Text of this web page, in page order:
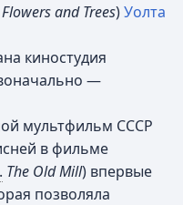
Flowers and Trees)Уолта
киностудия
—
мультфильм СССР
в фильме
Тhe Old Mill) впервые
позволяла